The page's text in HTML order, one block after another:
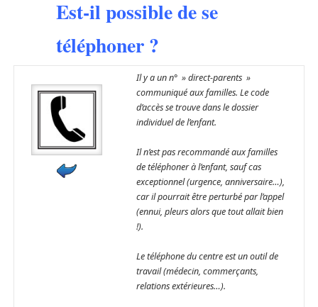
Est-il possible de se
téléphoner ?
Il y a un n° » direct-parents »
communiqué aux familles. Le code
d’accès se trouve dans le dossier
individuel de l’enfant.
Il n’est pas recommandé aux familles
de téléphoner à l’enfant, sauf cas
exceptionnel (urgence, anniversaire…),
car il pourrait être perturbé par l’appel
(ennui, pleurs alors que tout allait bien
!).
Le téléphone du centre est un outil de
travail (médecin, commerçants,
relations extérieures…).